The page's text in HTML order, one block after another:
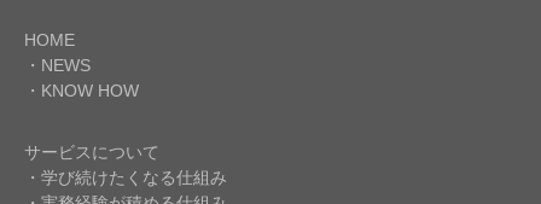
HOME
・NEWS
・KNOW HOW
サービスについて
・学び続けたくなる仕組み